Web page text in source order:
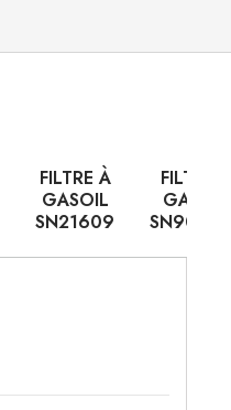
FILTRE À
GASOIL
SN21609
FILTRE À
GASOIL